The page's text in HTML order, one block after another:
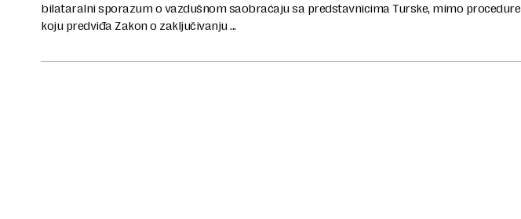
bilataralni sporazum o vazdušnom saobraćaju sa predstavnicima Turske, mimo procedure
koju predviđa Zakon o zaključivanju ...